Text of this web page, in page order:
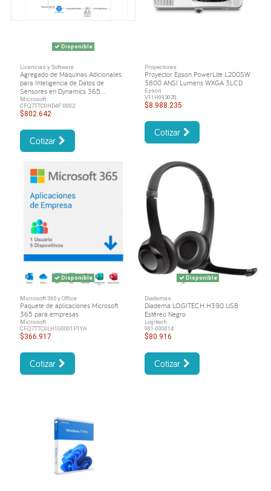
Disponible
Licencias y Software
Agregado de Máquinas Adicionales
para Inteligencia de Datos de
Sensores en Dynamics 365...
Microsoft
CFQ7TTC0HD4F:0002
$802.642
Cotizar
Proyectores
Proyector Epson PowerLite L200SW
3800 ANSI Lumens WXGA 3LCD
Epson
V11H993020.
$8.988.235
Cotizar
Disponible
Microsoft 365 y Office
Paquete de aplicaciones Microsoft
365 para empresas
Microsoft
CFQ7TTC0LH1G0001P1YA
$366.917
Cotizar
Disponible
Diademas
Diadema LOGITECH H390 USB
Estéreo Negro
Logitech
981-000014
$80.916
Cotizar